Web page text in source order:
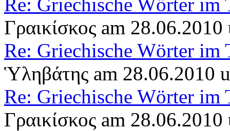
Γραικίσκος am
Re: Griechische Wörter im
Ὑληβάτης am 28.06.2010
Re: Griechische Wörter im
Γραικίσκος am